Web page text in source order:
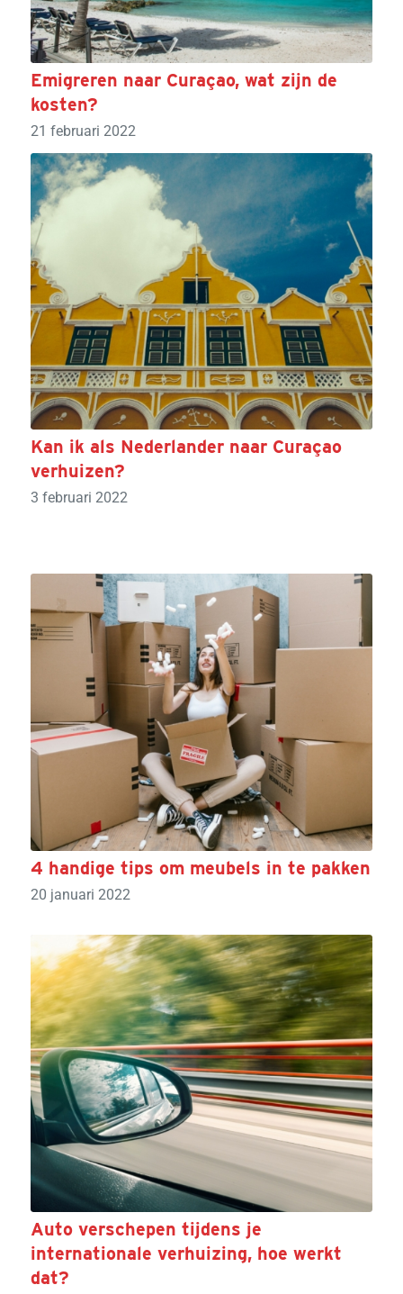
Emigreren naar Curaçao, wat zijn de
kosten?
21 februari 2022
Kan ik als Nederlander naar Curaçao
verhuizen?
3 februari 2022
4 handige tips om meubels in te pakken
20 januari 2022
Auto verschepen tijdens je
internationale verhuizing, hoe werkt
dat?